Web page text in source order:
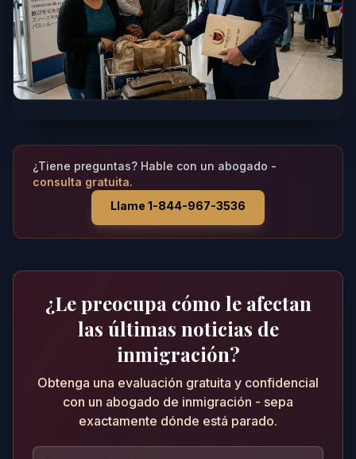
¿Tiene preguntas? Hable con un abogado -
consulta gratuita.
Llame 1-844-967-3536
¿Le preocupa cómo le afectan
las últimas noticias de
inmigración?
Obtenga una evaluación gratuita y confidencial
con un abogado de inmigración - sepa
exactamente dónde está parado.